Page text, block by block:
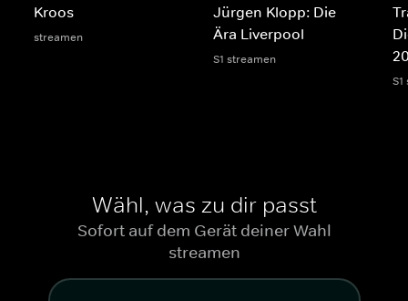
Kroos
streamen
Jürgen Klopp: Die
Ära Liverpool
S1 streamen
Wähl, was zu dir passt
Sofort auf dem Gerät deiner Wahl
streamen